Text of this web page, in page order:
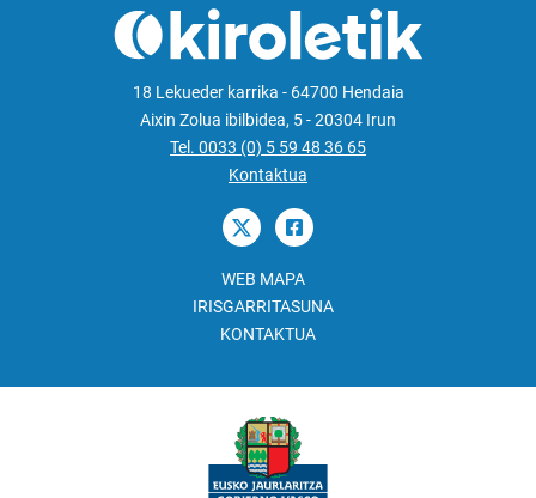
18 Lekueder karrika - 64700 Hendaia
Aixin Zolua ibilbidea, 5 - 20304 Irun
Tel. 0033 (0) 5 59 48 36 65
Kontaktua
WEB MAPA
IRISGARRITASUNA
KONTAKTUA